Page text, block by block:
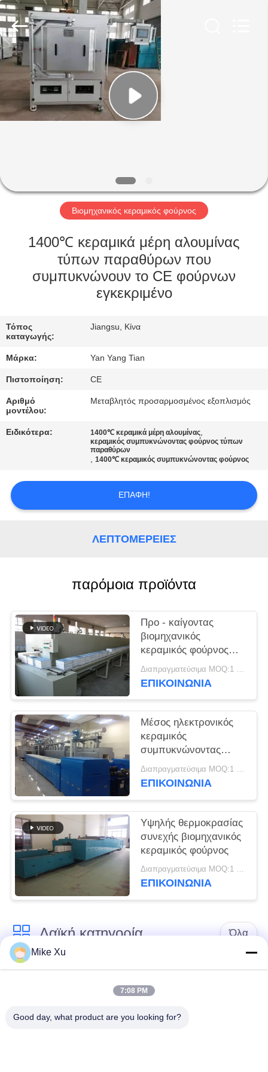
ΣΠΊΤΙ
ΠΡΟΪΌΝΤΑ
ΣΧΕΤΙΚΆ
ΜΕ
ΕΠΙΣΚΕΨΉ
ΕΡΓΟΣΤΑΣΊΟΥ
ΠΟΙΌΤΗΤΑΣ
ΕΙΔΉΣΕΙΣ
ΥΠΟΘΈΣΕΙΣ
ΖΗΤΉΣΤΕ
ΠΡΟΣΦΟΡΆ
Sunny
Furnace
Co.,
Ltd.
All
Rights
Reserved.
Βιομηχανικός κεραμικός φούρνος
1400℃ κεραμικά μέρη αλουμίνας
τύπων παραθύρων που
συμπυκνώνουν το CE φούρνων
εγκεκριμένο
Τόπος
καταγωγής:
Jiangsu, Κίνα
Μάρκα: Yan Yang Tian
Πιστοποίηση: CE
Αριθμό
μοντέλου:
Μεταβλητός προσαρμοσμένος εξοπλισμός
Ειδικότερα: 1400℃ κεραμικά μέρη αλουμίνας,
κεραμικός συμπυκνώνοντας φούρνος τύπων
παραθύρων
,1400℃ κεραμικός συμπυκνώνοντας φούρνος
ΕΠΑΦΉ!
ΛΕΠΤΟΜΈΡΕΙΕΣ
παρόμοια προϊόντα
Προ - καίγοντας
βιομηχανικός
κεραμικός φούρνος
Debinding
Διαπραγματεύσιμα MOQ:1 σύνολο
ΕΠΙΚΟΙΝΩΝΙΑ
Μέσος ηλεκτρονικός
κεραμικός
συμπυκνώνοντας
φούρνος
θερμοκρασίας
Διαπραγματεύσιμα MOQ:1 σύνολο
ΕΠΙΚΟΙΝΩΝΙΑ
Υψηλής θερμοκρασίας
συνεχής βιομηχανικός
κεραμικός φούρνος
Διαπραγματεύσιμα MOQ:1 σύνολο
ΕΠΙΚΟΙΝΩΝΙΑ
Λαϊκή κατηγορία Όλα
Ηλεκτρικός
φούρνος γυαλιού
Mike Xu
7:08 PM
Good day, what product are you looking for?